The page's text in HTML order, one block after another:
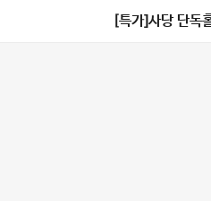
[특가]사당 단독